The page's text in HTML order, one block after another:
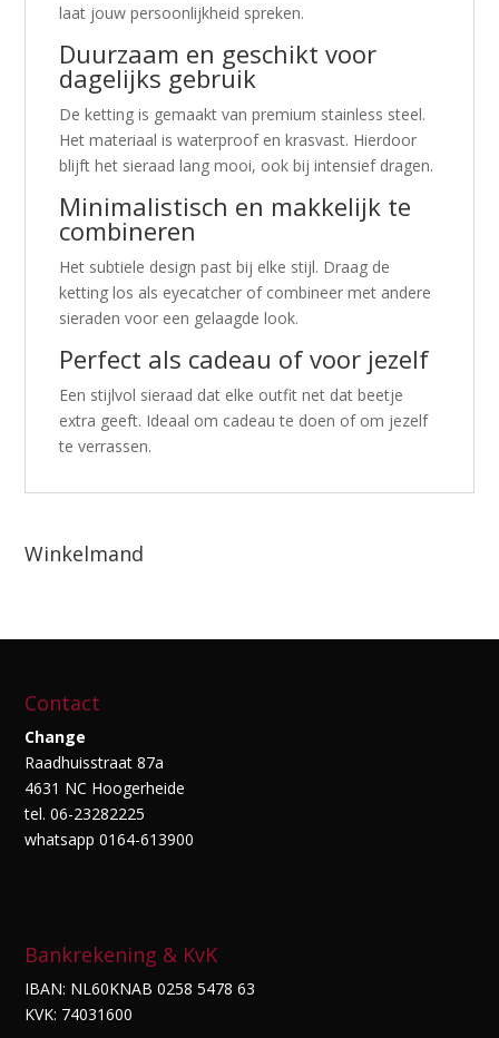
laat jouw persoonlijkheid spreken.
Duurzaam en geschikt voor
dagelijks gebruik
De ketting is gemaakt van premium stainless steel.
Het materiaal is waterproof en krasvast. Hierdoor
blijft het sieraad lang mooi, ook bij intensief dragen.
Minimalistisch en makkelijk te
combineren
Het subtiele design past bij elke stijl. Draag de
ketting los als eyecatcher of combineer met andere
sieraden voor een gelaagde look.
Perfect als cadeau of voor jezelf
Een stijlvol sieraad dat elke outfit net dat beetje
extra geeft. Ideaal om cadeau te doen of om jezelf
te verrassen.
Winkelmand
Contact
Change
Raadhuisstraat 87a
4631 NC Hoogerheide
tel. 06-23282225
whatsapp 0164-613900
Bankrekening & KvK
IBAN: NL60KNAB 0258 5478 63
KVK: 74031600